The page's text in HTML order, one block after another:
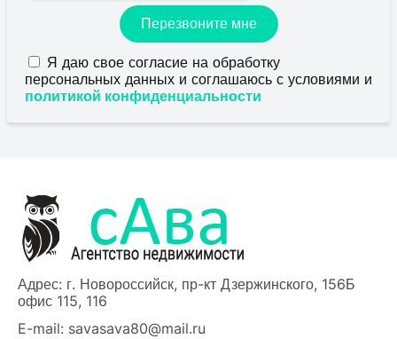
Перезвоните мне
Я даю свое согласие на обработку
персональных данных и соглашаюсь с условиями и
политикой конфиденциальности
Адрес: г. Новороссийск, пр-кт Дзержинского, 156Б
офис 115, 116
E-mail: savasava80@mail.ru